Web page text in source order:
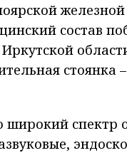
состав
стоянка
спектр